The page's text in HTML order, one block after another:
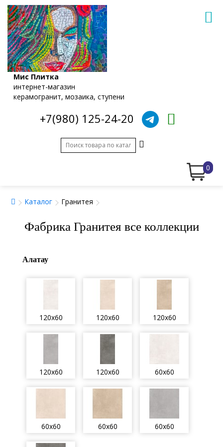
Мис Плитка
интернет-магазин
керамогранит, мозаика, ступени
+7(980) 125-24-20
0
Каталог Гранитея
Фабрика Гранитея все коллекции
Алатау
120x60 120x60 120x60
120x60 120x60 60x60
60x60 60x60 60x60